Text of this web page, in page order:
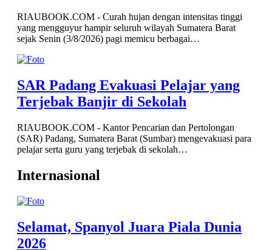
RIAUBOOK.COM - Curah hujan dengan intensitas tinggi
yang mengguyur hampir seluruh wilayah Sumatera Barat
sejak Senin (3/8/2026) pagi memicu berbagai…
SAR Padang Evakuasi Pelajar yang
Terjebak Banjir di Sekolah
RIAUBOOK.COM - Kantor Pencarian dan Pertolongan
(SAR) Padang, Sumatera Barat (Sumbar) mengevakuasi para
pelajar serta guru yang terjebak di sekolah…
Internasional
Selamat, Spanyol Juara Piala Dunia
2026